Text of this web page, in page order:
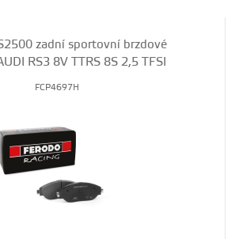
zadní sportovní brzdové
RS3 8V TTRS 8S 2,5 TFSI
FCP4697H